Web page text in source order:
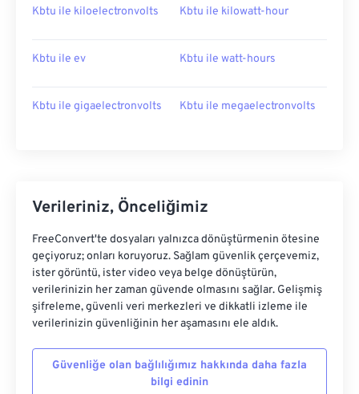
Kbtu ile kiloelectronvolts Kbtu ile kilowatt-hour
Kbtu ile ev Kbtu ile watt-hours
Kbtu ile gigaelectronvolts Kbtu ile megaelectronvolts
Verileriniz, Önceliğimiz
FreeConvert'te dosyaları yalnızca dönüştürmenin ötesine
geçiyoruz; onları koruyoruz. Sağlam güvenlik çerçevemiz,
ister görüntü, ister video veya belge dönüştürün,
verilerinizin her zaman güvende olmasını sağlar. Gelişmiş
şifreleme, güvenli veri merkezleri ve dikkatli izleme ile
verilerinizin güvenliğinin her aşamasını ele aldık.
Güvenliğe olan bağlılığımız hakkında daha fazla
bilgi edinin